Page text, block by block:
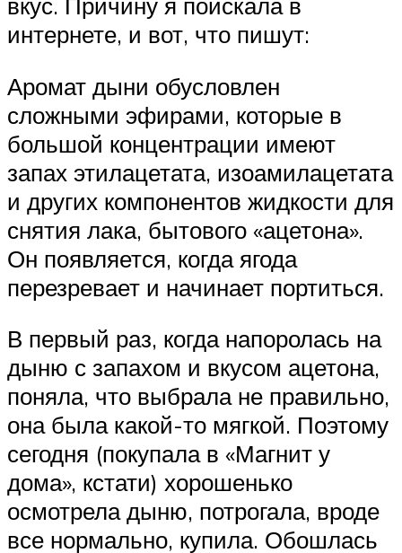
интернете, и вот, что пишут:
Аромат дыни обусловлен
сложными эфирами, которые в
большой концентрации имеют
запах этилацетата, изоамилацетата
и других компонентов жидкости для
снятия лака, бытового «ацетона».
Он появляется, когда ягода
перезревает и начинает портиться.
В первый раз, когда напоролась на
дыню с запахом и вкусом ацетона,
поняла, что выбрала не правильно,
она была какой-то мягкой. Поэтому
сегодня (покупала в «Магнит у
дома», кстати) хорошенько
осмотрела дыню, потрогала, вроде
все нормально, купила. Обошлась